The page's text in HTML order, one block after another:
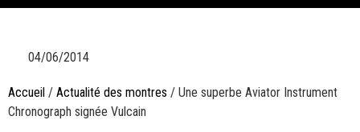
04/06/2014
Accueil / Actualité des montres / Une superbe Aviator Instrument
Chronograph signée Vulcain